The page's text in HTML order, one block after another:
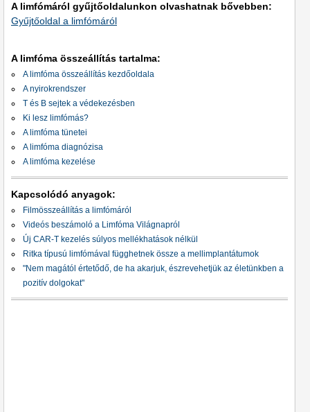
A limfómáról gyűjtőoldalunkon olvashatnak bővebben:
Gyűjtőoldal a limfómáról
A limfóma összeállítás tartalma:
A limfóma összeállítás kezdőoldala
A nyirokrendszer
T és B sejtek a védekezésben
Ki lesz limfómás?
A limfóma tünetei
A limfóma diagnózisa
A limfóma kezelése
Kapcsolódó anyagok:
Filmösszeállítás a limfómáról
Videós beszámoló a Limfóma Világnapról
Új CAR-T kezelés súlyos mellékhatások nélkül
Ritka típusú limfómával függhetnek össze a mellimplantátumok
"Nem magától értetődő, de ha akarjuk, észrevehetjük az életünkben a
pozitív dolgokat"